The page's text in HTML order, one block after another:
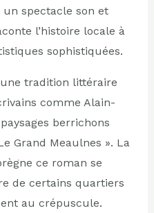
spectacle son et
l’histoire locale à
sophistiquées.
tradition littéraire
comme Alain-
berrichons
Grand Meaulnes ». La
ce roman se
de certains quartiers
au crépuscule.